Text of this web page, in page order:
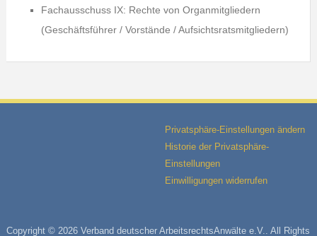
Fachausschuss IX: Rechte von Organmitgliedern
(Geschäftsführer / Vorstände / Aufsichtsratsmitgliedern)
Privatsphäre-Einstellungen ändern
Historie der Privatsphäre-
Einstellungen
Einwilligungen widerrufen
Copyright © 2026 Verband deutscher ArbeitsrechtsAnwälte e.V.. All Rights